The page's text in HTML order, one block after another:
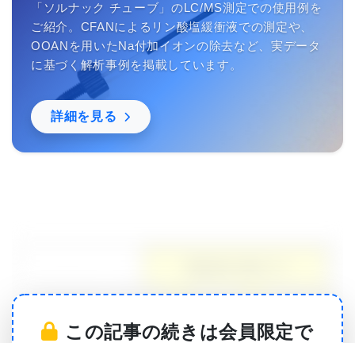
「ソルナック チューブ」のLC/MS測定での使用例を
ご紹介。CFANによるリン酸塩緩衝液での測定や、
OOANを用いたNa付加イオンの除去など、実データ
に基づく解析事例を掲載しています。
詳細を見る
この記事の続きは会員限定で